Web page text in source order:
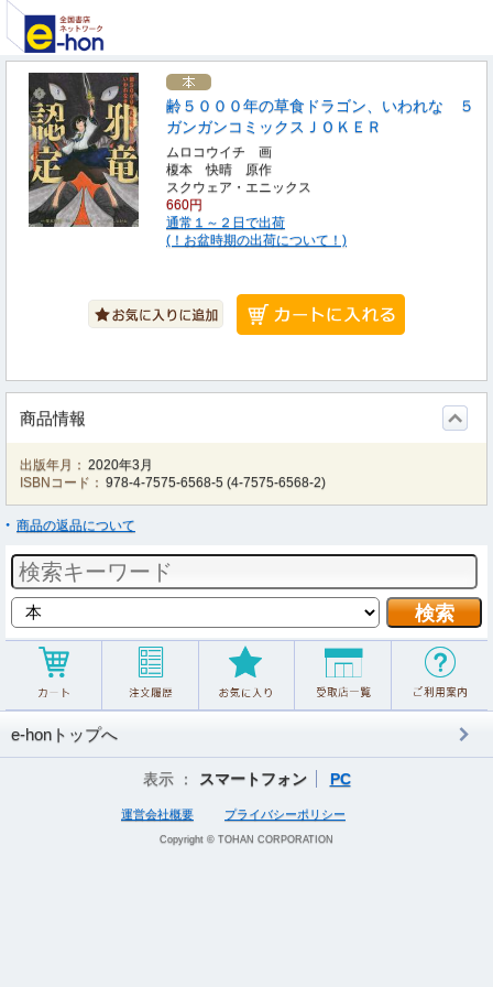
齢５０００年の草食ドラゴン、いわれな ５
ガンガンコミックスＪＯＫＥＲ
ムロコウイチ 画
榎本 快晴 原作
スクウェア・エニックス
660円
通常１～２日で出荷
(！お盆時期の出荷について！)
商品情報
出版年月： 2020年3月
ISBNコード： 978-4-7575-6568-5 (4-7575-6568-2)
商品の返品について
e-honトップへ
表示 ： スマートフォン PC
運営会社概要 プライバシーポリシー
Copyright © TOHAN CORPORATION